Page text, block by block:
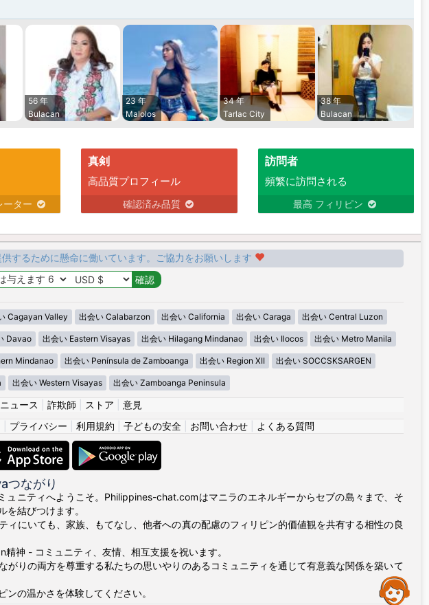
56 年
Bulacan
23 年
Malolos
34 年
Tarlac City
38 年
Bulacan
ーター
真剣
高品質プロフィール
確認済み品質
訪問者
頻繁に訪問される
最高 フィリピン
するために懸命に働いています。ご協力をお願いします
Cagayan Valley 出会い Calabarzon 出会い California 出会い Caraga 出会い Central Luzon
Davao 出会い Eastern Visayas 出会い Hilagang Mindanao 出会い Ilocos 出会い Metro Manila
Mindanao 出会い Península de Zamboanga 出会い Region XII 出会い SOCCSKSARGEN
出会い Western Visayas 出会い Zamboanga Peninsula
ニュース 詐欺師 ストア
意見
プライバシー 利用規約 子どもの安全| お問い合わせ| よくある質問
つながり
ュニティへようこそ。Philippines-chat.comはマニラのエネルギーからセブの島々まで、そ
結びつけます。
ィにいても、家族、もてなし、他者への真の配慮のフィリピン的価値観を共有する相性の良
神 - コミュニティ、友情、相互支援を祝います。
りの両方を尊重する私たちの思いやりのあるコミュニティを通じて有意義な関係を築いて
の温かさを体験してください。